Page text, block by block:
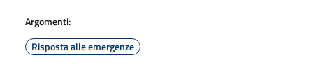
Argomenti:
Risposta alle emergenze